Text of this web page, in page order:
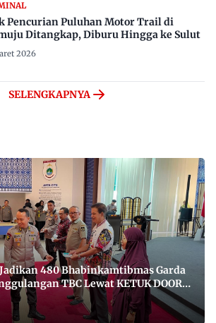
Pencurian Puluhan Motor Trail di
Ditangkap, Diburu Hingga ke Sulut
2026
SELENGKAPNYA
480 Bhabinkamtibmas Garda
TBC Lewat KETUK DOORS